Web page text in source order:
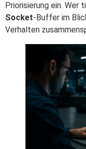
Priorisierung ein.
Socket-Buffer im
Verhalten